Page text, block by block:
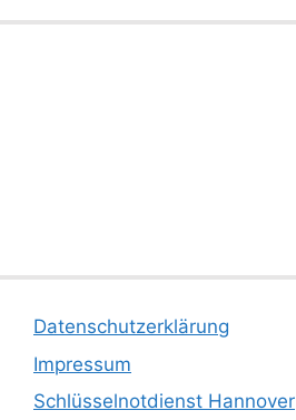
Datenschutzerklärung
Impressum
Schlüsselnotdienst Hannover